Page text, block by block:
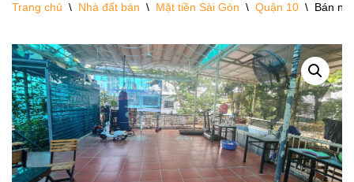
Trang chủ \ Nhà đất bán \ Mặt tiền Sài Gòn \ Quận 10 \ Bán